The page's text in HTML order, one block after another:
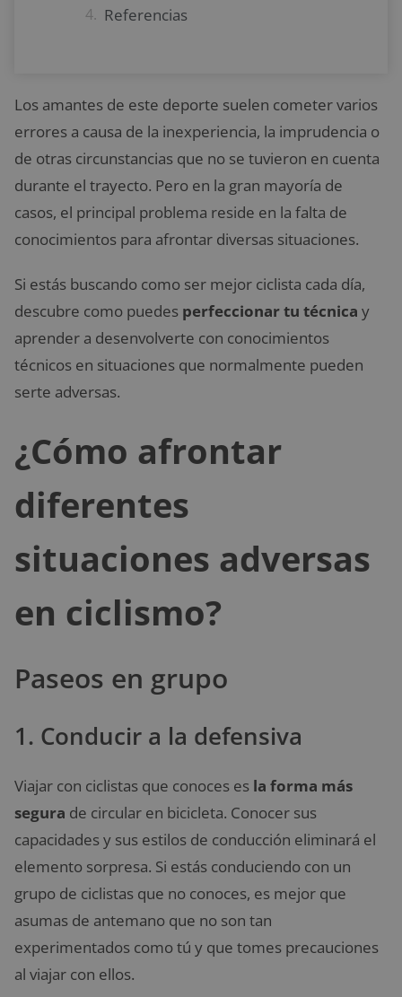
Referencias
Los amantes de este deporte suelen cometer varios
errores a causa de la inexperiencia, la imprudencia o
de otras circunstancias que no se tuvieron en cuenta
durante el trayecto. Pero en la gran mayoría de
casos, el principal problema reside en la falta de
conocimientos para afrontar diversas situaciones.
Si estás buscando como ser mejor ciclista cada día,
descubre como puedes perfeccionar tu técnica y
aprender a desenvolverte con conocimientos
técnicos en situaciones que normalmente pueden
serte adversas.
¿Cómo afrontar
diferentes
situaciones adversas
en ciclismo?
Paseos en grupo
1. Conducir a la defensiva
Viajar con ciclistas que conoces es la forma más
segura de circular en bicicleta. Conocer sus
capacidades y sus estilos de conducción eliminará el
elemento sorpresa. Si estás conduciendo con un
grupo de ciclistas que no conoces, es mejor que
asumas de antemano que no son tan
experimentados como tú y que tomes precauciones
al viajar con ellos.